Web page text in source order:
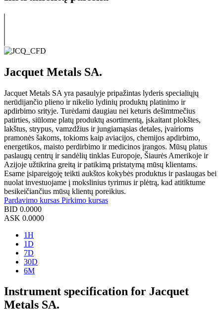
Jacquet Metals SA.
Jacquet Metals SA yra pasaulyje pripažintas lyderis specialiųjų
nerūdijančio plieno ir nikelio lydinių produktų platinimo ir
apdirbimo srityje. Turėdami daugiau nei keturis dešimtmečius
patirties, siūlome platų produktų asortimentą, įskaitant plokštes,
lakštus, strypus, vamzdžius ir jungiamąsias detales, įvairioms
pramonės šakoms, tokioms kaip aviacijos, chemijos apdirbimo,
energetikos, maisto perdirbimo ir medicinos įrangos. Mūsų platus
paslaugų centrų ir sandėlių tinklas Europoje, Šiaurės Amerikoje ir
Azijoje užtikrina greitą ir patikimą pristatymą mūsų klientams.
Esame įsipareigoję teikti aukštos kokybės produktus ir paslaugas bei
nuolat investuojame į mokslinius tyrimus ir plėtrą, kad atitiktume
besikeičiančius mūsų klientų poreikius.
Pardavimo kursas Pirkimo kursas
BID 0.0000
ASK 0.0000
1H
1D
7D
30D
6M
Instrument specification for Jacquet
Metals SA.